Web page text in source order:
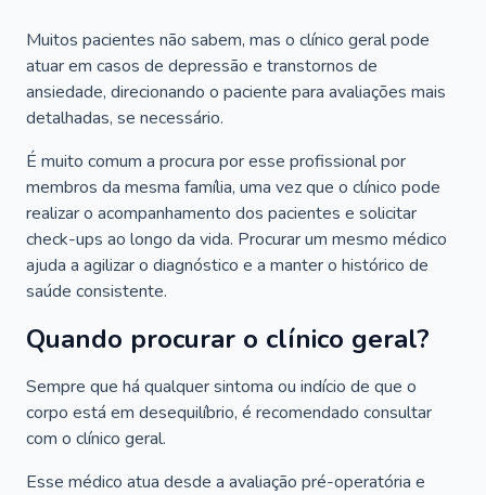
Muitos pacientes não sabem, mas o clínico geral pode
atuar em casos de depressão e transtornos de
ansiedade, direcionando o paciente para avaliações mais
detalhadas, se necessário.
É muito comum a procura por esse profissional por
membros da mesma família, uma vez que o clínico pode
realizar o acompanhamento dos pacientes e solicitar
check-ups ao longo da vida. Procurar um mesmo médico
ajuda a agilizar o diagnóstico e a manter o histórico de
saúde consistente.
Quando procurar o clínico geral?
Sempre que há qualquer sintoma ou indício de que o
corpo está em desequilíbrio, é recomendado consultar
com o clínico geral.
Esse médico atua desde a avaliação pré-operatória e